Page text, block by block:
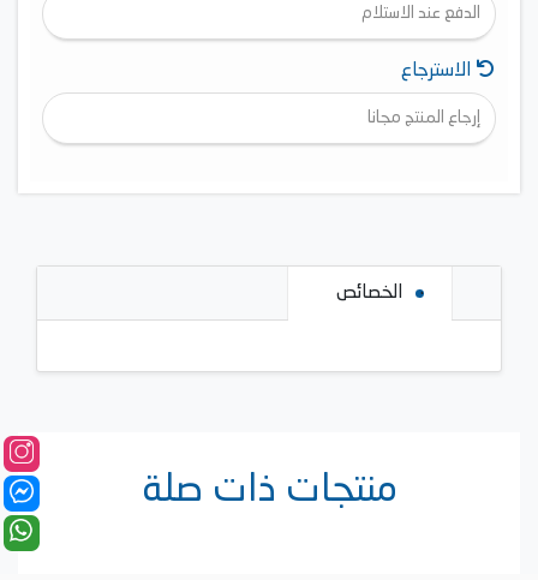
الدفع عند الاستلام
الاسترجاع
إرجاع المنتج مجانا
الخصائص
منتجات ذات صلة